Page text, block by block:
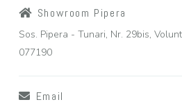
Showroom Pipera
Sos. Pipera - Tunari, Nr. 29bis,
077190
Email